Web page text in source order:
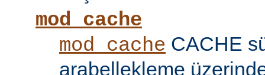
mod_cache
mod_cache CACHE
arabellekleme